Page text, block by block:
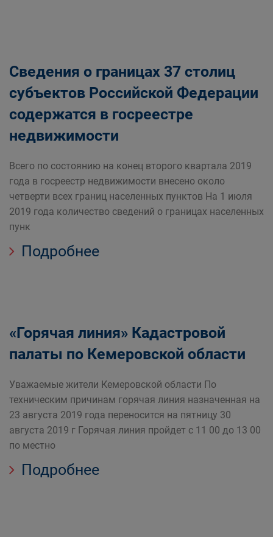
Сведения о границах 37 столиц
субъектов Российской Федерации
содержатся в госреестре
недвижимости
Всего по состоянию на конец второго квартала 2019
года в госреестр недвижимости внесено около
четверти всех границ населенных пунктов На 1 июля
2019 года количество сведений о границах населенных
пунк
Подробнее
«Горячая линия» Кадастровой
палаты по Кемеровской области
Уважаемые жители Кемеровской области По
техническим причинам горячая линия назначенная на
23 августа 2019 года переносится на пятницу 30
августа 2019 г Горячая линия пройдет с 11 00 до 13 00
по местно
Подробнее